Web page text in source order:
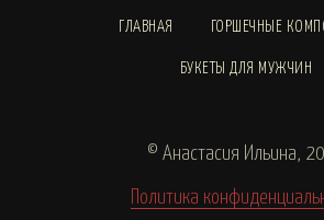
ГЛАВНАЯ ГОРШЕЧНЫЕ
БУКЕТЫ ДЛЯ МУЖЧИН
© Анастасия Ильина,
Политика